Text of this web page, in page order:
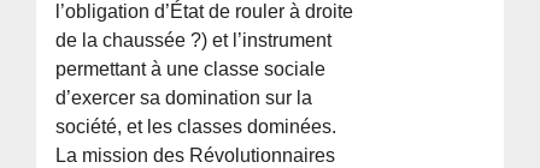
l’obligation d’État de rouler à droite
de la chaussée ?) et l’instrument
permettant à une classe sociale
d’exercer sa domination sur la
société, et les classes dominées.
La mission des Révolutionnaires